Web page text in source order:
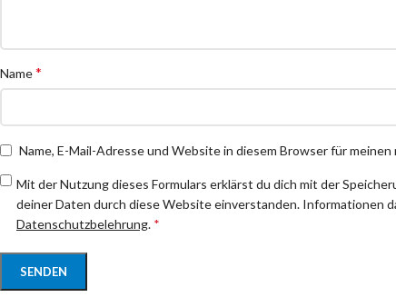
Name*
Name, E-Mail-Adresse und Website in diesem Browser für
Mit der Nutzung dieses Formulars erklärst du dich mit der
deiner Daten durch diese Website einverstanden. Informationen
Datenschutzbelehrung. *